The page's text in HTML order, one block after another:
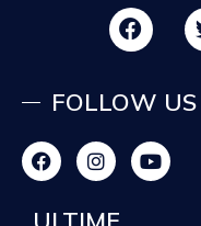
FOLLOW US